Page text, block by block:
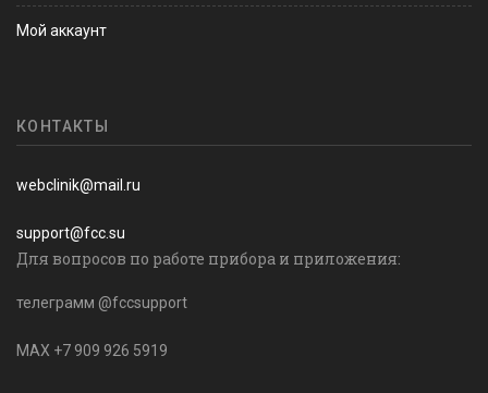
Мой аккаунт
КОНТАКТЫ
webclinik@mail.ru
support@fcc.su
Для вопросов по работе прибора и приложения:
телеграмм @fccsupport
MAX +7 909 926 5919